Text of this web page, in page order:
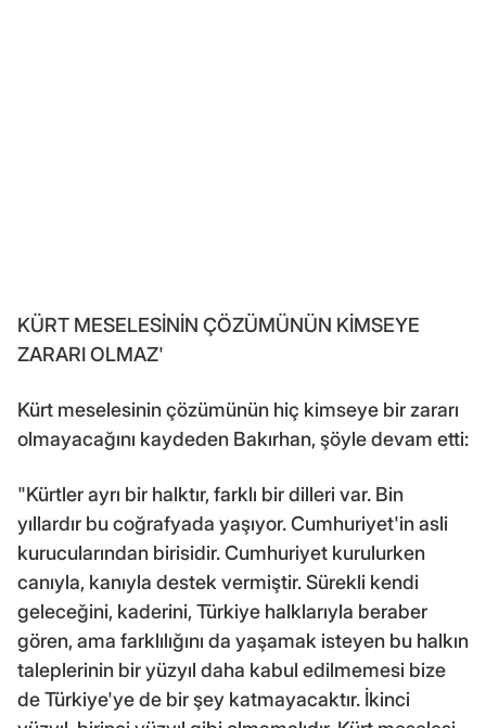
KÜRT MESELESİNİN ÇÖZÜMÜNÜN KİMSEYE
ZARARI OLMAZ'
Kürt meselesinin çözümünün hiç kimseye bir zararı
olmayacağını kaydeden Bakırhan, şöyle devam etti:
"Kürtler ayrı bir halktır, farklı bir dilleri var. Bin
yıllardır bu coğrafyada yaşıyor. Cumhuriyet'in asli
kurucularından birisidir. Cumhuriyet kurulurken
canıyla, kanıyla destek vermiştir. Sürekli kendi
geleceğini, kaderini, Türkiye halklarıyla beraber
gören, ama farklılığını da yaşamak isteyen bu halkın
taleplerinin bir yüzyıl daha kabul edilmemesi bize
de Türkiye'ye de bir şey katmayacaktır. İkinci